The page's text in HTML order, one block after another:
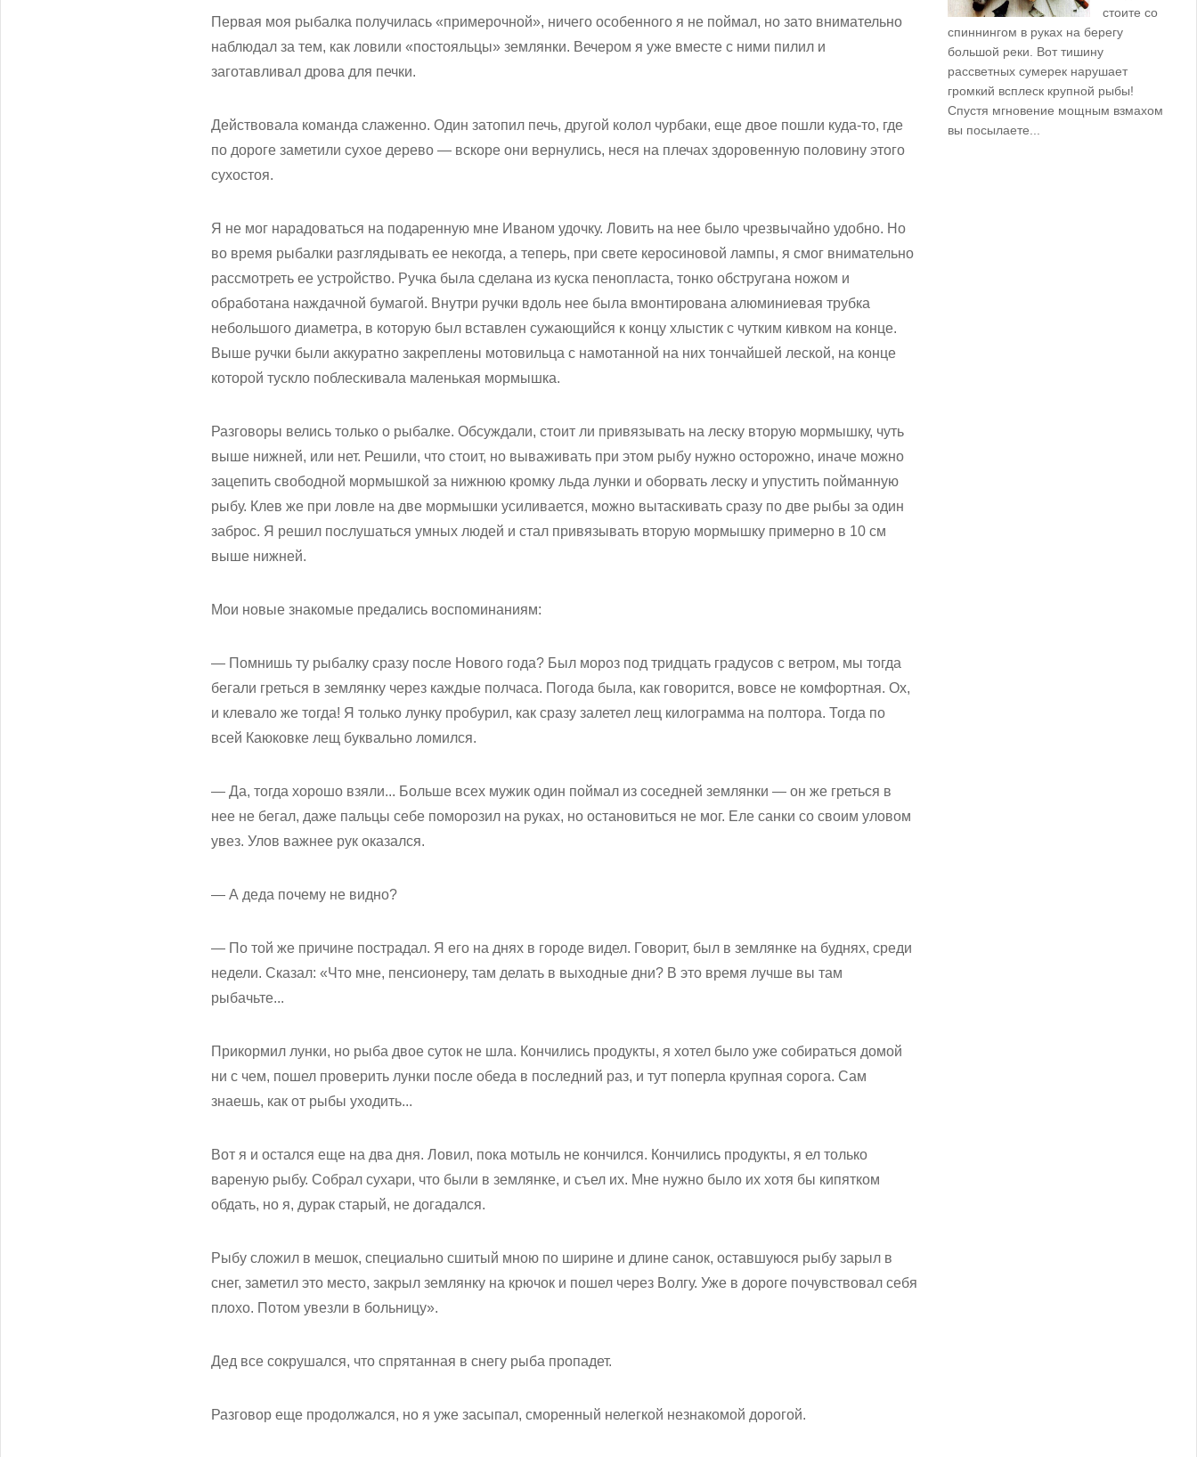
Первая моя рыбалка получилась «примерочной», ничего особенного я не поймал, но зато внимательно
наблюдал за тем, как ловили «постояльцы» землянки. Вечером я уже вместе с ними пилил и
заготавливал дрова для печки.
Действовала команда слаженно. Один затопил печь, другой колол чурбаки, еще двое пошли куда-то, где
по дороге заметили сухое дерево — вскоре они вернулись, неся на плечах здоровенную половину этого
сухостоя.
Я не мог нарадоваться на подаренную мне Иваном удочку. Ловить на нее было чрезвычайно удобно. Но
во время рыбалки разглядывать ее некогда, а теперь, при свете керосиновой лампы, я смог внимательно
рассмотреть ее устройство. Ручка была сделана из куска пенопласта, тонко обстругана ножом и
обработана наждачной бумагой. Внутри ручки вдоль нее была вмонтирована алюминиевая трубка
небольшого диаметра, в которую был вставлен сужающийся к концу хлыстик с чутким кивком на конце.
Выше ручки были аккуратно закреплены мотовильца с намотанной на них тончайшей леской, на конце
которой тускло поблескивала маленькая мормышка.
Разговоры велись только о рыбалке. Обсуждали, стоит ли привязывать на леску вторую мормышку, чуть
выше нижней, или нет. Решили, что стоит, но вываживать при этом рыбу нужно осторожно, иначе можно
зацепить свободной мормышкой за нижнюю кромку льда лунки и оборвать леску и упустить пойманную
рыбу. Клев же при ловле на две мормышки усиливается, можно вытаскивать сразу по две рыбы за один
заброс. Я решил послушаться умных людей и стал привязывать вторую мормышку примерно в 10 см
выше нижней.
Мои новые знакомые предались воспоминаниям:
— Помнишь ту рыбалку сразу после Нового года? Был мороз под тридцать градусов с ветром, мы тогда
бегали греться в землянку через каждые полчаса. Погода была, как говорится, вовсе не комфортная. Ох,
и клевало же тогда! Я только лунку пробурил, как сразу залетел лещ килограмма на полтора. Тогда по
всей Каюковке лещ буквально ломился.
— Да, тогда хорошо взяли... Больше всех мужик один поймал из соседней землянки — он же греться в
нее не бегал, даже пальцы себе поморозил на руках, но остановиться не мог. Еле санки со своим уловом
увез. Улов важнее рук оказался.
— А деда почему не видно?
— По той же причине пострадал. Я его на днях в городе видел. Говорит, был в землянке на буднях, среди
недели. Сказал: «Что мне, пенсионеру, там делать в выходные дни? В это время лучше вы там
рыбачьте...
Прикормил лунки, но рыба двое суток не шла. Кончились продукты, я хотел было уже собираться домой
ни с чем, пошел проверить лунки после обеда в последний раз, и тут поперла крупная сорога. Сам
знаешь, как от рыбы уходить...
Вот я и остался еще на два дня. Ловил, пока мотыль не кончился. Кончились продукты, я ел только
вареную рыбу. Собрал сухари, что были в землянке, и съел их. Мне нужно было их хотя бы кипятком
обдать, но я, дурак старый, не догадался.
Рыбу сложил в мешок, специально сшитый мною по ширине и длине санок, оставшуюся рыбу зарыл в
снег, заметил это место, закрыл землянку на крючок и пошел через Волгу. Уже в дороге почувствовал себя
плохо. Потом увезли в больницу».
Дед все сокрушался, что спрятанная в снегу рыба пропадет.
Разговор еще продолжался, но я уже засыпал, сморенный нелегкой незнакомой дорогой.
стоите со
спиннингом в руках на берегу
большой реки. Вот тишину
рассветных сумерек нарушает
громкий всплеск крупной рыбы!
Спустя мгновение мощным взмахом
вы посылаете...